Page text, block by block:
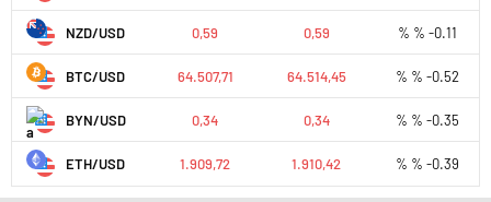
NZD/USD 0,59 0,59 % % -0.11
BTC/USD 64.507,71 64.514,45 % % -0.52
BYN/USD 0,34 0,34 % % -0.35
ETH/USD 1.909,72 1.910,42 % % -0.39